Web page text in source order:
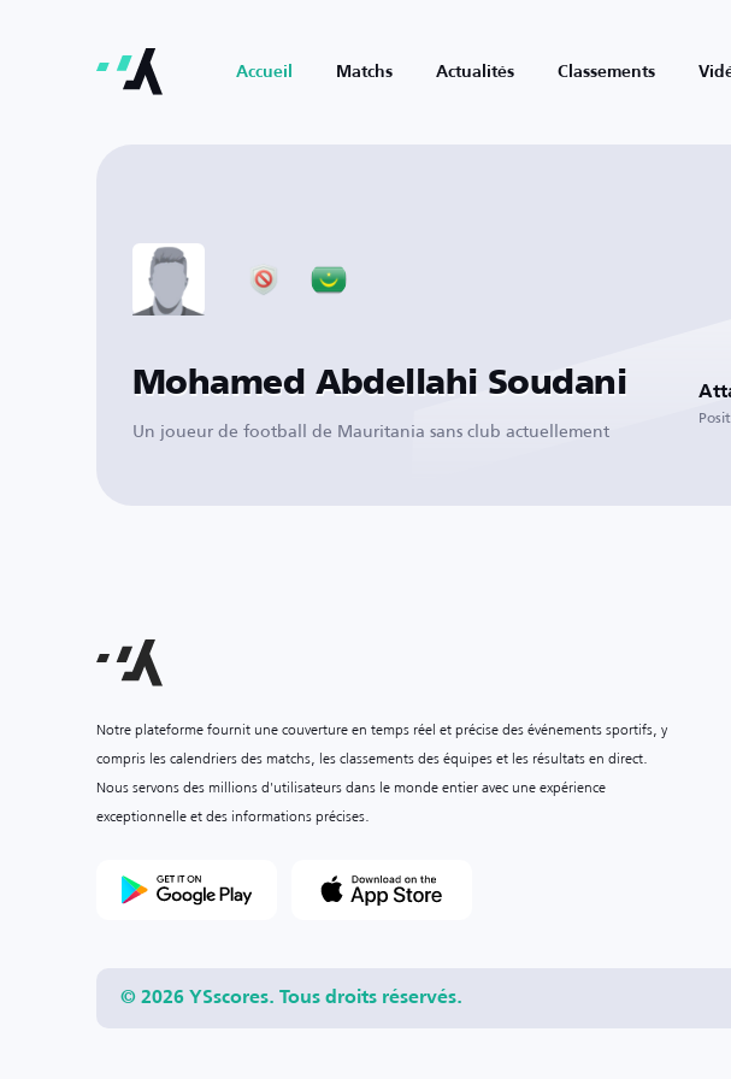
Accueil Matchs Actualités Classements
Mohamed Abdellahi Soudani
Un joueur de football de Mauritania sans club actuellement
Notre plateforme fournit une couverture en temps réel et précise des événements sportifs, y
compris les calendriers des matchs, les classements des équipes et les résultats en direct.
Nous servons des millions d'utilisateurs dans le monde entier avec une expérience
exceptionnelle et des informations précises.
© 2026 YSscores. Tous droits réservés.